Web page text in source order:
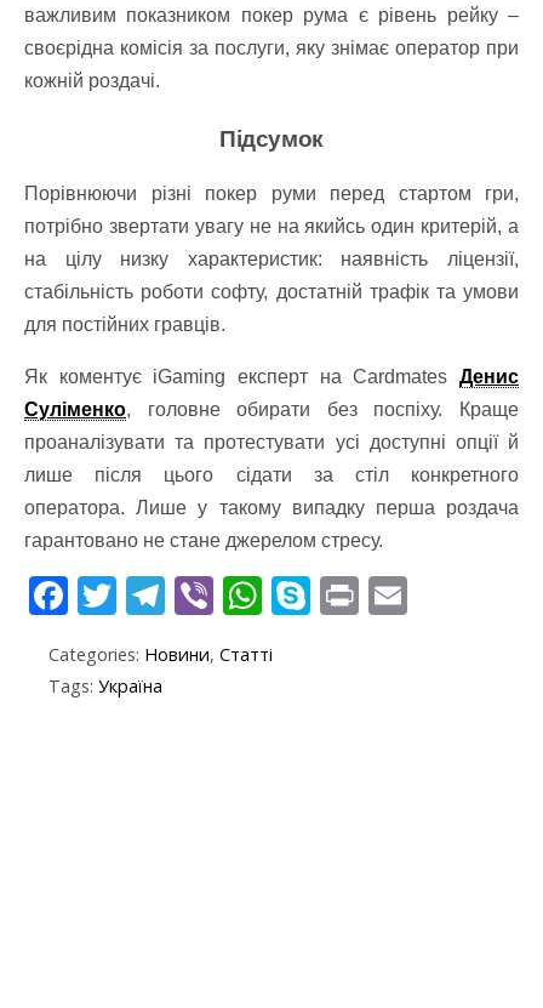
важливим показником покер рума є рівень рейку –
своєрідна комісія за послуги, яку знімає оператор при
кожній роздачі.
Підсумок
Порівнюючи різні покер руми перед стартом гри,
потрібно звертати увагу не на якийсь один критерій, а
на цілу низку характеристик: наявність ліцензії,
стабільність роботи софту, достатній трафік та умови
для постійних гравців.
Як коментує iGaming експерт на Cardmates Денис
Суліменко, головне обирати без поспіху. Краще
проаналізувати та протестувати усі доступні опції й
лише після цього сідати за стіл конкретного
оператора. Лише у такому випадку перша роздача
гарантовано не стане джерелом стресу.
F
e
b
T
itt
er
T
e
Vi
er
W
at
S Pr
Categories: Новини, Статті
Tags: Україна